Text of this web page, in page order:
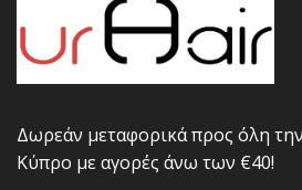
Δωρεάν μεταφορικά προς όλη την
Κύπρο με αγορές άνω των €40!